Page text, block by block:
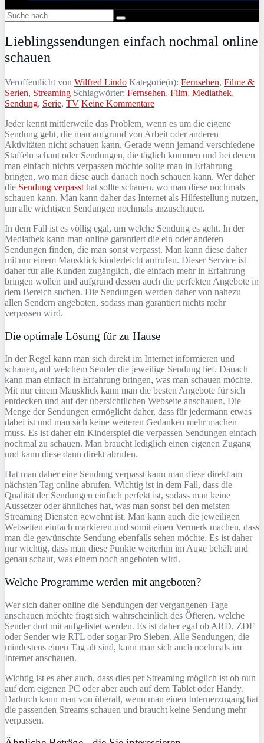
Lieblingssendungen einfach nochmal online
schauen
Veröffentlicht von Wilfred Lindo Kategorie(n): Fernsehen, Filme &
Serien, Streaming Schlagwörter: Fernsehen, Film, Mediathek,
Sendung, Serie, TV Keine Kommentare
Jeder kennt mittlerweile das Problem, wenn es um die eigene
Sendung geht, die man aufgrund von Arbeit oder anderen
Aktivitäten nicht schauen kann. Gerade wenn jemand verschiedene
Staffeln schaut oder Sendungen, die täglich kommen und bei denen
man einfach nichts verpassen möchte sollte man in Erfahrung
bringen, wo man diese auch danach noch schauen kann. Wer daher
die Sendung verpasst hat sollte schauen, wo man diese nochmals
schauen kann. Man kann daher das Internet als Hilfestellung nutzen,
um alle wichtigen Sendungen nochmals anzuschauen.
In dem Fall ist es völlig egal, um welche Sendung es geht. In der
Mediathek kann man online garantiert die ein oder anderen
Sendungen finden, die man sonst verpasst. Man kann diese daher
mit nur einem Mausklick kinderleicht aufrufen. Dieser Service ist
daher für alle Kunden zugänglich, die einfach mehr in Erfahrung
bringen wollen und aufgrund dessen auch die perfekten Angebote in
dem Bereich suchen. Die Sendungen werden daher von nahezu
allen Sendern angeboten, sodass man garantiert nichts mehr
verpassen wird.
Die optimale Lösung für zu Hause
In der Regel kann man sich direkt im Internet informieren und
schauen, auf welchem Sender die jeweilige Sendung lief. Danach
kann man einfach in Erfahrung bringen, was man schauen möchte.
Mit nur einem Mausklick kann man die besten Angebote für sich
entdecken und auf der übersichtlichen Webseite anschauen. Die
Menge der Sendungen ermöglicht daher, dass für jedermann etwas
dabei ist und man sich keine weiteren Gedanken mehr machen
muss. Es ist daher ein Kinderspiel die verpassen Sendungen einfach
nochmal zu schauen. Man braucht lediglich einen eigenen Zugang
und kann diese dann direkt abrufen.
Hat man daher eine Sendung verpasst kann man diese direkt am
nächsten Tag online abrufen. Wichtig ist in dem Fall, dass die
Qualität der Sendungen einfach perfekt ist, sodass man keine
Aussetzer oder ähnliches hat, was man sonst bei den meisten
Streaming Diensten gewohnt ist. Man kann auch die jeweiligen
Webseiten einfach markieren und somit einen Vermerk machen, dass
man die gewünschte Sendung ebenfalls sehen möchte. Es ist daher
nur wichtig, dass man diese Punkte weiterhin im Auge behält und
genau schaut, was einem noch angeboten wird.
Welche Programme werden mit angeboten?
Wer sich daher online die Sendungen der vergangenen Tage
anschauen möchte fragt sich wahrscheinlich des Öfteren, welche
Sender dort mit aufgelistet werden. Es ist daher egal ob ARD, ZDF
oder Sender wie RTL oder sogar Pro Sieben. Alle Sendungen, die
mindestens einen Tag alt sind, kann man sich auch nochmals im
Internet anschauen.
Wichtig ist es aber auch, dass dies per Streaming möglich ist ob nun
auf dem eigenen PC oder aber auch auf dem Tablet oder Handy.
Dadurch kann man von überall, wenn man einen Internerzugang hat
die passenden Streams schauen und braucht keine Sendung mehr
verpassen.